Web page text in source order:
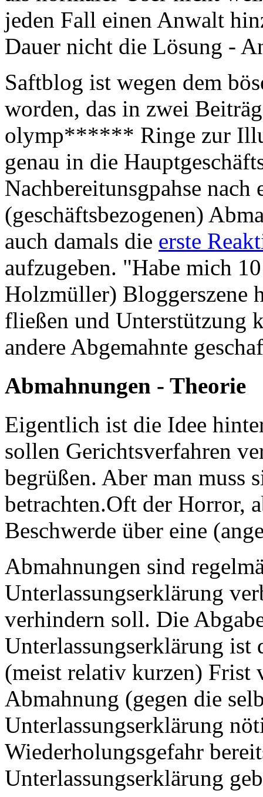
jeden Fall einen Anwalt
Dauer nicht die Lösung -
Saftblog ist wegen dem
worden, das in zwei
olymp****** Ringe zur
genau in die
Nachbereitunsgpahse nach
(geschäftsbezogenen)
auch damals die erste
aufzugeben. "Habe mich
Holzmüller)
fließen und Unterstützung
andere Abgemahnte
Abmahnungen - Theorie
Eigentlich ist die Idee
sollen Gerichtsverfahren
begrüßen. Aber man muss
betrachten.Oft der Horror,
Beschwerde über eine
Abmahnungen sind
Unterlassungserklärung
verhindern soll. Die
Unterlassungserklärung
(meist relativ kurzen) Frist
Abmahnung (gegen die
Unterlassungserklärung
Wiederholungsgefahr
Unterlassungserklärung